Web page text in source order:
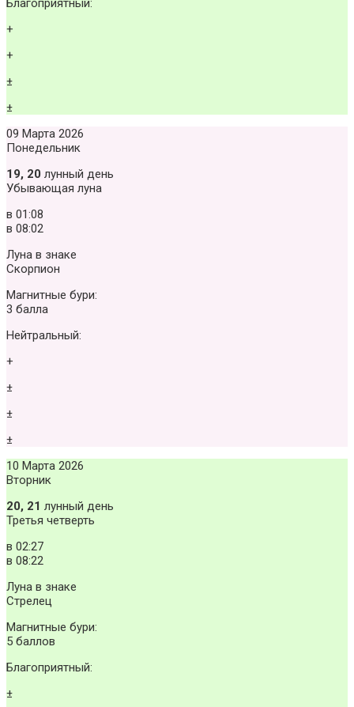
Благоприятный:
+
+
±
±
09 Марта 2026
Понедельник
19, 20 лунный день
Убывающая луна
в 01:08
в 08:02
Луна в знаке
Скорпион
Магнитные бури:
3 балла
Нейтральный:
+
±
±
±
10 Марта 2026
Вторник
20, 21 лунный день
Третья четверть
в 02:27
в 08:22
Луна в знаке
Стрелец
Магнитные бури:
5 баллов
Благоприятный:
±